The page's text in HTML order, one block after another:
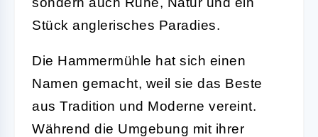
Stück anglerisches Paradies.
Die Hammermühle hat sich einen
Namen gemacht, weil sie das Beste
aus Tradition und Moderne vereint.
Während die Umgebung mit ihrer